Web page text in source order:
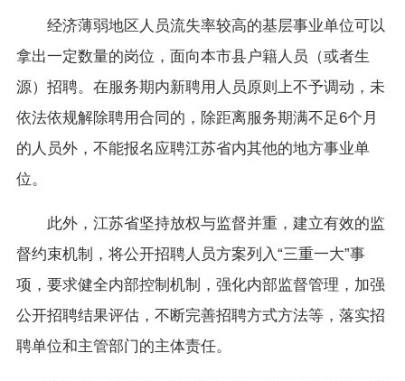
经济薄弱地区人员流失率较高的基层事业单位可以
拿出一定数量的岗位，面向本市县户籍人员（或者生
源）招聘。在服务期内新聘用人员原则上不予调动，未
依法依规解除聘用合同的，除距离服务期满不足6个月
的人员外，不能报名应聘江苏省内其他的地方事业单
位。
此外，江苏省坚持放权与监督并重，建立有效的监
督约束机制，将公开招聘人员方案列入“三重一大”事
项，要求健全内部控制机制，强化内部监督管理，加强
公开招聘结果评估，不断完善招聘方式方法等，落实招
聘单位和主管部门的主体责任。